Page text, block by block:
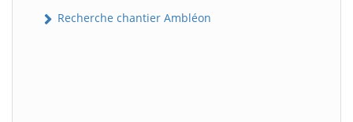
Recherche chantier Ambléon